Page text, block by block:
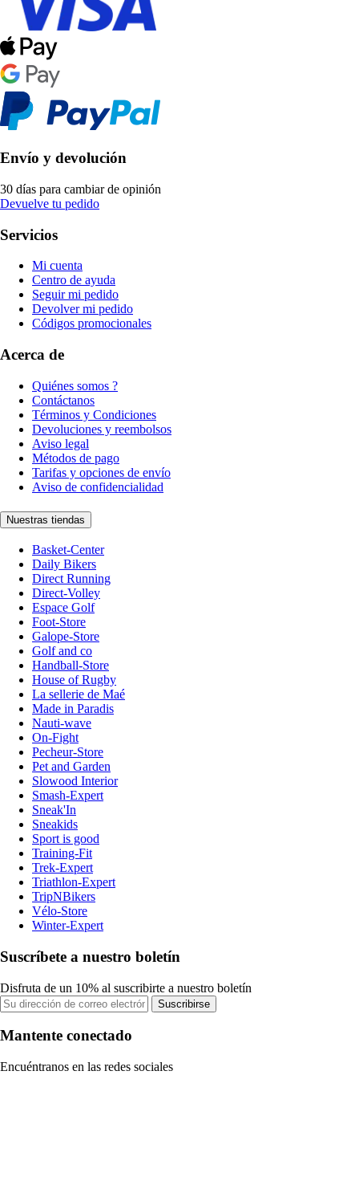
Envío y devolución
30 días para cambiar de opinión
Devuelve tu pedido
Servicios
Mi cuenta
Centro de ayuda
Seguir mi pedido
Devolver mi pedido
Códigos promocionales
Acerca de
Quiénes somos ?
Contáctanos
Términos y Condiciones
Devoluciones y reembolsos
Aviso legal
Métodos de pago
Tarifas y opciones de envío
Aviso de confidencialidad
Nuestras tiendas
Basket-Center
Daily Bikers
Direct Running
Direct-Volley
Espace Golf
Foot-Store
Galope-Store
Golf and co
Handball-Store
House of Rugby
La sellerie de Maé
Made in Paradis
Nauti-wave
On-Fight
Pecheur-Store
Pet and Garden
Slowood Interior
Smash-Expert
Sneak'In
Sneakids
Sport is good
Training-Fit
Trek-Expert
Triathlon-Expert
TripNBikers
Vélo-Store
Winter-Expert
Suscríbete a nuestro boletín
Disfruta de un 10% al suscribirte a nuestro boletín
Suscribirse
Mantente conectado
Encuéntranos en las redes sociales